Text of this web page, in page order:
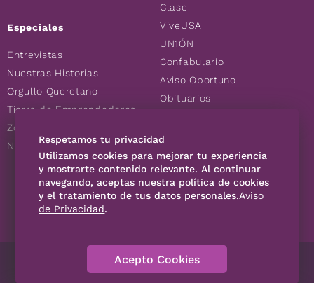
Especiales
Entrevistas
Nuestras Historias
Orgullo Queretano
Tierra de Emprendedores
Zoociales
Nuevos Queretanos
Clase
ViveUSA
UN1ÓN
Confabulario
Aviso Oportuno
Obituarios
Consultas
SÍGUENOS
Contáctanos Código de Ética
Respetamos tu privacidad
Utilizamos cookies para mejorar tu experiencia
y mostrarte contenido relevante. Al continuar
navegando, aceptas nuestra política de cookies
y el tratamiento de tus datos personales.Aviso
de Privacidad.
Acepto Cookies